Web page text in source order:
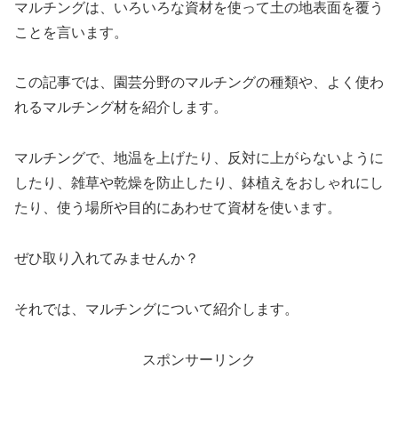
マルチングは、いろいろな資材を使って土の地表面を覆う
ことを言います。
この記事では、園芸分野のマルチングの種類や、よく使わ
れるマルチング材を紹介します。
マルチングで、地温を上げたり、反対に上がらないように
したり、雑草や乾燥を防止したり、鉢植えをおしゃれにし
たり、使う場所や目的にあわせて資材を使います。
ぜひ取り入れてみませんか？
それでは、マルチングについて紹介します。
スポンサーリンク